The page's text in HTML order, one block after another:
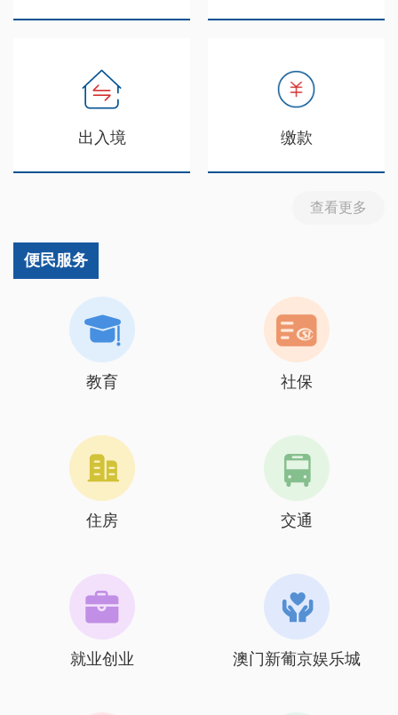
出入境 缴款
查看更多
便民服务
教育 社保
住房 交通
就业创业 澳门新葡京娱乐城